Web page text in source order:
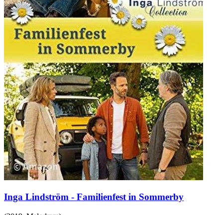
Inga Lindström - Familienfest in Sommerby